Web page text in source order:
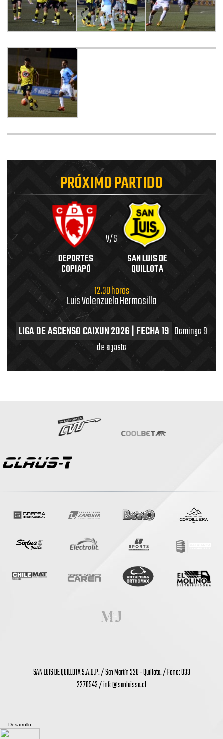
PRÓXIMO PARTIDO
DEPORTES
COPIAPÓ
V/S
SAN LUIS DE
QUILLOTA
12.30 horas
Luis Valenzuela Hermosilla
LIGA DE ASCENSO CAIXUN 2026 | FECHA 19 Domingo 9
de agosto
SAN LUIS DE QUILLOTA S.A.D.P. / San Martín 320 - Quillota. / Fono: 033
2270543 /info@sanluissa.cl
Desarrollo